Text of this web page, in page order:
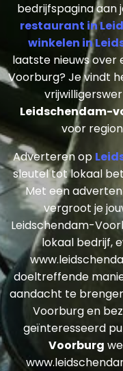
bedrijfspagina aan
restaurant in
winkelen in
laatste nieuws over
Voorburg? Je vindt
Leidschendam-
voor
Adverteren op
sleutel tot lokaal
Met een
vergroot je
Leidschendam-
lokaal bedrijf,
doeltreffende
aandacht te
Voorburg en
geïnteresseerd
Voorburg